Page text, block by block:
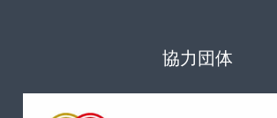
協力団体